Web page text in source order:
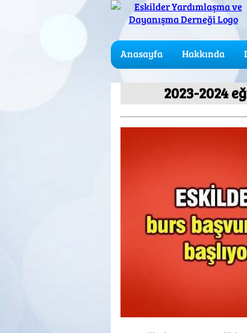
Anasayfa Hakkında
2023-2024